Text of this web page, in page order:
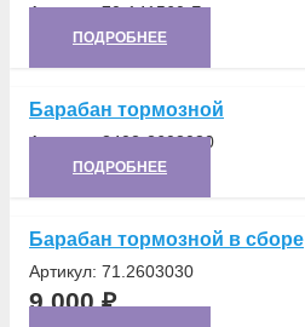
Артикул:70-141560-Б
ПОДРОБНЕЕ
Барабан тормозной
Артикул:3402-2603030
ПОДРОБНЕЕ
Барабан тормозной в сборе
Артикул: 71.2603030
9 000₽